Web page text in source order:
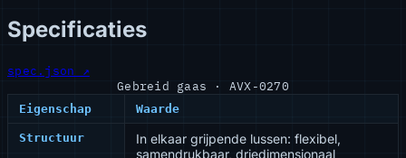
Specificaties
spec.json ↗
Gebreid gaas · AVX-0270
Eigenschap Waarde
Structuur
In elkaar grijpende lussen: flexibel,
samendrukbaar, driedimensionaal